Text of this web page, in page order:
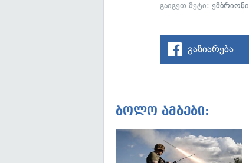
გაიგეთ მეტი:ემბრიონი
გაზიარება
ბოლო ამბები: